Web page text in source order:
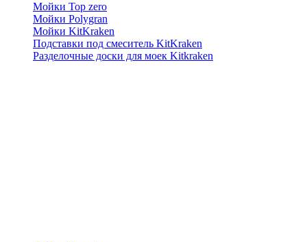
Мойки Top zero
Мойки Polygran
Мойки KitKraken
Подставки под смеситель KitKraken
Разделочные доски для моек Kitkraken